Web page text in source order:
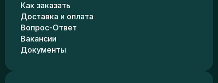
Как заказать
Доставка и оплата
Вопрос-Ответ
Вакансии
Документы